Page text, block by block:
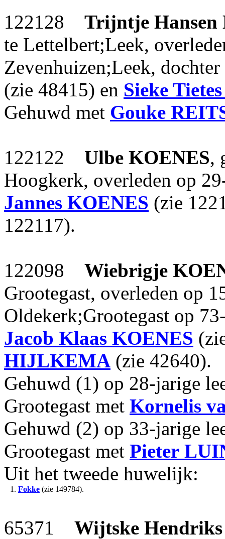
122128 Trijntje Hansen
te Lettelbert;Leek,
Zevenhuizen;Leek,
(zie 48415) en Sieke Tietes
Gehuwd met Gouke
122122 Ulbe KOENES,
Hoogkerk, overleden op
Jannes KOENES (zie
122117).
122098 Wiebrigje
Grootegast, overleden op
Oldekerk;Grootegast op
Jacob Klaas KOENES
HIJLKEMA (zie 42640).
Gehuwd (1) op 28-jarige
Grootegast met Kornelis
Gehuwd (2) op 33-jarige
Grootegast met Pieter
Uit het tweede huwelijk:
1. Fokke (zie 149784).
65371 Wijtske Hendriks